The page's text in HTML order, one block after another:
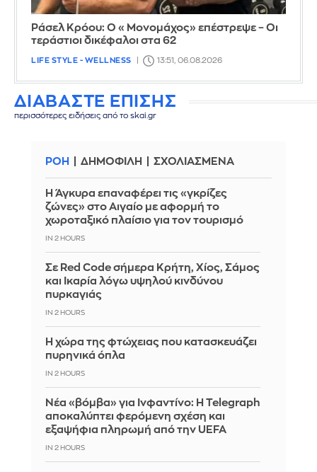
Ράσελ Κρόου: Ο «Μονομάχος» επέστρεψε – Οι
τεράστιοι δικέφαλοι στα 62
LIFE STYLE - WELLNESS 13:51, 06.08.2026
ΔΙΑΒΑΣΤΕ ΕΠΙΣΗΣ
περισσότερες ειδήσεις από το skai.gr
ΡΟΗ ΔΗΜΟΦΙΛΗ ΣΧΟΛΙΑΣΜΕΝΑ
Η Άγκυρα επαναφέρει τις «γκρίζες
ζώνες» στο Αιγαίο με αφορμή το
χωροταξικό πλαίσιο για τον τουρισμό
IN 2 HOURS
Σε Red Code σήμερα Κρήτη, Χίος, Σάμος
και Ικαρία λόγω υψηλού κινδύνου
πυρκαγιάς
IN 2 HOURS
Η χώρα της φτώχειας που κατασκευάζει
πυρηνικά όπλα
IN 2 HOURS
Νέα «βόμβα» για Ινφαντίνο: Η Telegraph
αποκαλύπτει φερόμενη σχέση και
εξαψήφια πληρωμή από την UEFA
IN 2 HOURS